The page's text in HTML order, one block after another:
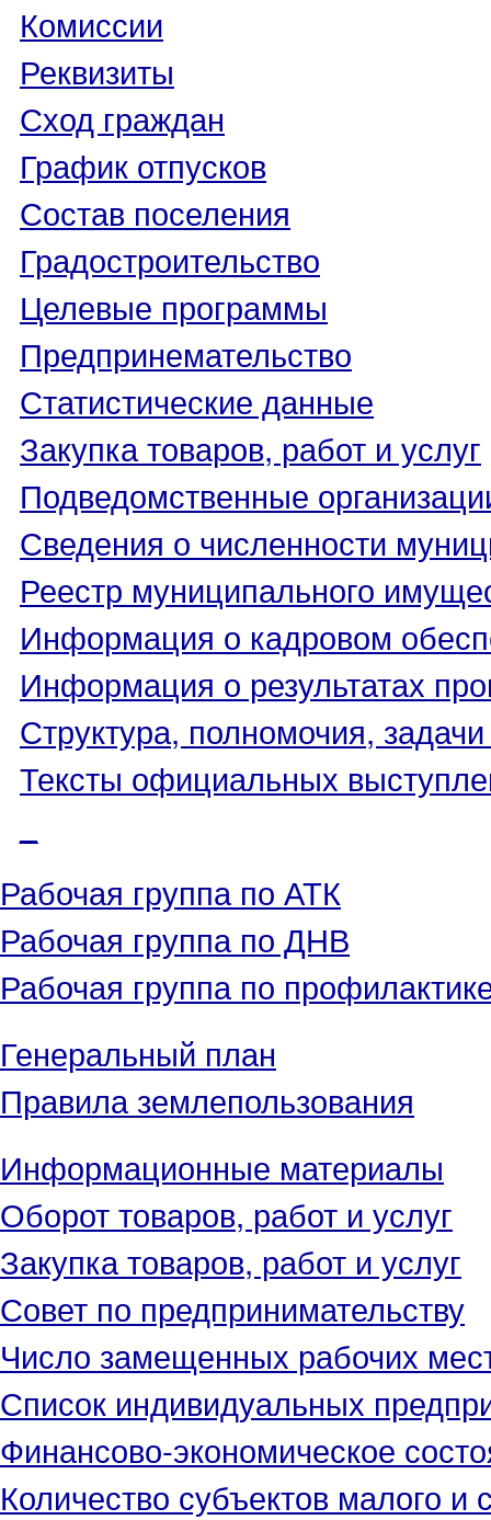
Комиссии
Реквизиты
Сход граждан
График отпусков
Состав поселения
Градостроительство
Целевые программы
Предпринемательство
Статистические данные
Закупка товаров, работ и услуг
Подведомственные
Сведения о численности
Реестр муниципального
Информация о кадровом
Информация о результатах
Структура, полномочия,
Тексты официальных
Рабочая группа по АТК
Рабочая группа по ДНВ
Рабочая группа по
Генеральный план
Правила землепользования
Информационные материалы
Оборот товаров, работ и услуг
Закупка товаров, работ и услуг
Совет по предпринимательству
Число замещенных рабочих
Список индивидуальных
Финансово-экономическое
Количество субъектов малого и